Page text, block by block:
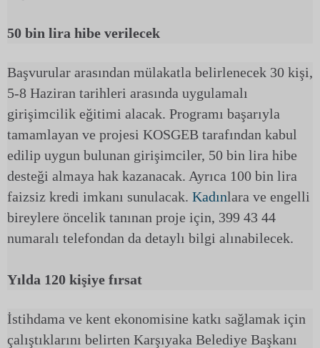
50 bin lira hibe verilecek
Başvurular arasından mülakatla belirlenecek 30 kişi,
5-8 Haziran tarihleri arasında uygulamalı
girişimcilik eğitimi alacak. Programı başarıyla
tamamlayan ve projesi KOSGEB tarafından kabul
edilip uygun bulunan girişimciler, 50 bin lira hibe
desteği almaya hak kazanacak. Ayrıca 100 bin lira
faizsiz kredi imkanı sunulacak. Kadınlara ve engelli
bireylere öncelik tanınan proje için, 399 43 44
numaralı telefondan da detaylı bilgi alınabilecek.
Yılda 120 kişiye fırsat
İstihdama ve kent ekonomisine katkı sağlamak için
çalıştıklarını belirten Karşıyaka Belediye Başkanı